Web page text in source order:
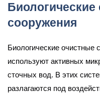
Биологические
сооружения
Биологические очистные
используют активных
сточных вод. В этих
разлагаются под